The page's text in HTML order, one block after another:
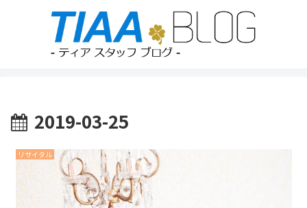
2019-03-25
リサイタル